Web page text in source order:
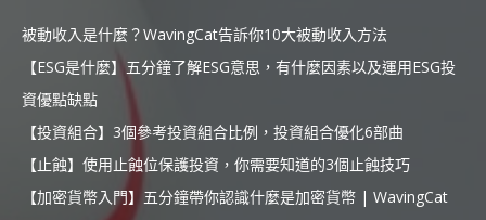
被動收入是什麼？WavingCat告訴你10大被動收入方法
【ESG是什麼】五分鐘了解ESG意思，有什麼因素以及運用ESG投
資優點缺點
【投資組合】3個參考投資組合比例，投資組合優化6部曲
【止蝕】使用止蝕位保護投資，你需要知道的3個止蝕技巧
【加密貨幣入門】五分鐘帶你認識什麼是加密貨幣 | WavingCat